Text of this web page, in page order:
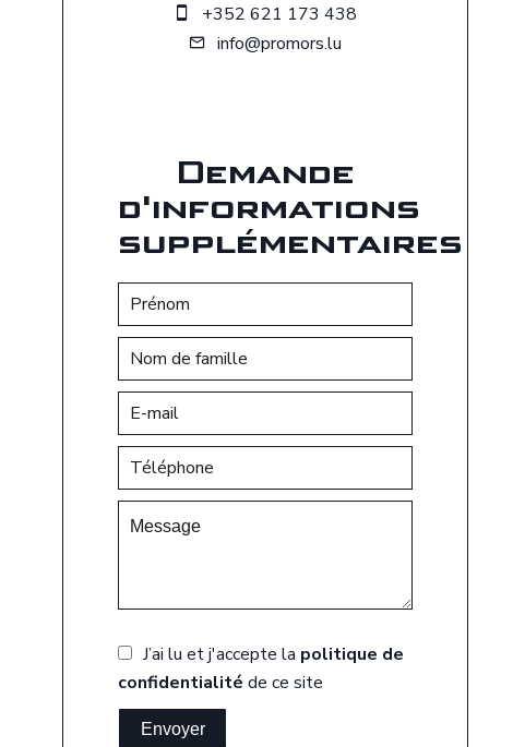
+352 621 173 438
info@promors.lu
Demande
d'informations
supplémentaires
J’ai lu et j'accepte la politique de
confidentialité de ce site
Envoyer